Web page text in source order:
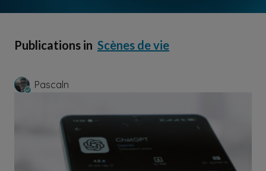
Publications in Scènes de vie
Pascaln